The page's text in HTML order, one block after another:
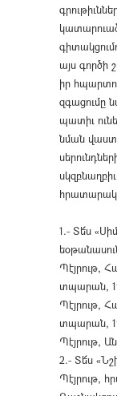
այս գործի
իր
զգացումը
պատիւ
նման
1.- Տե՜ս
Պէյրութ,
տպարան,
Պէյրութ,
տպարան,
Պէյրութ,
2.- Տե՜ս
Պէյրութ,